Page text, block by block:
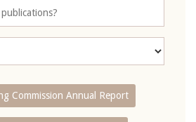
Commission Annual Report